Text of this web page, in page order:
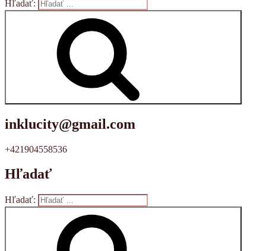
Hľadať:
inklucity@gmail.com
+421904558536
Hľadať
Hľadať: